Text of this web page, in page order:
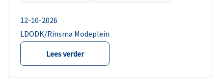
12-10-2026
LDODK/Rinsma Modeplein
Lees verder